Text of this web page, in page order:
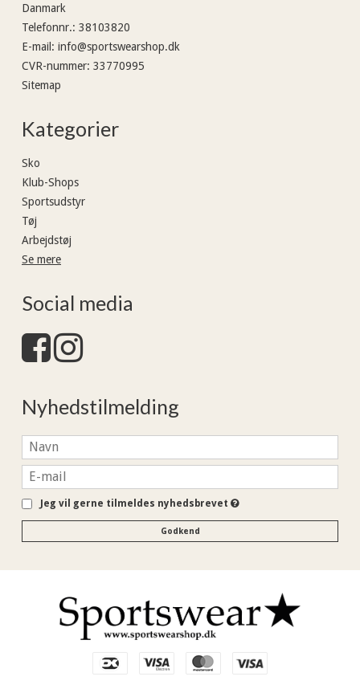
Danmark
Telefonnr.: 38103820
E-mail: info@sportswearshop.dk
CVR-nummer: 33770995
Sitemap
Kategorier
Sko
Klub-Shops
Sportsudstyr
Tøj
Arbejdstøj
Se mere
Social media
Nyhedstilmelding
Jeg vil gerne tilmeldes nyhedsbrevet
Godkend